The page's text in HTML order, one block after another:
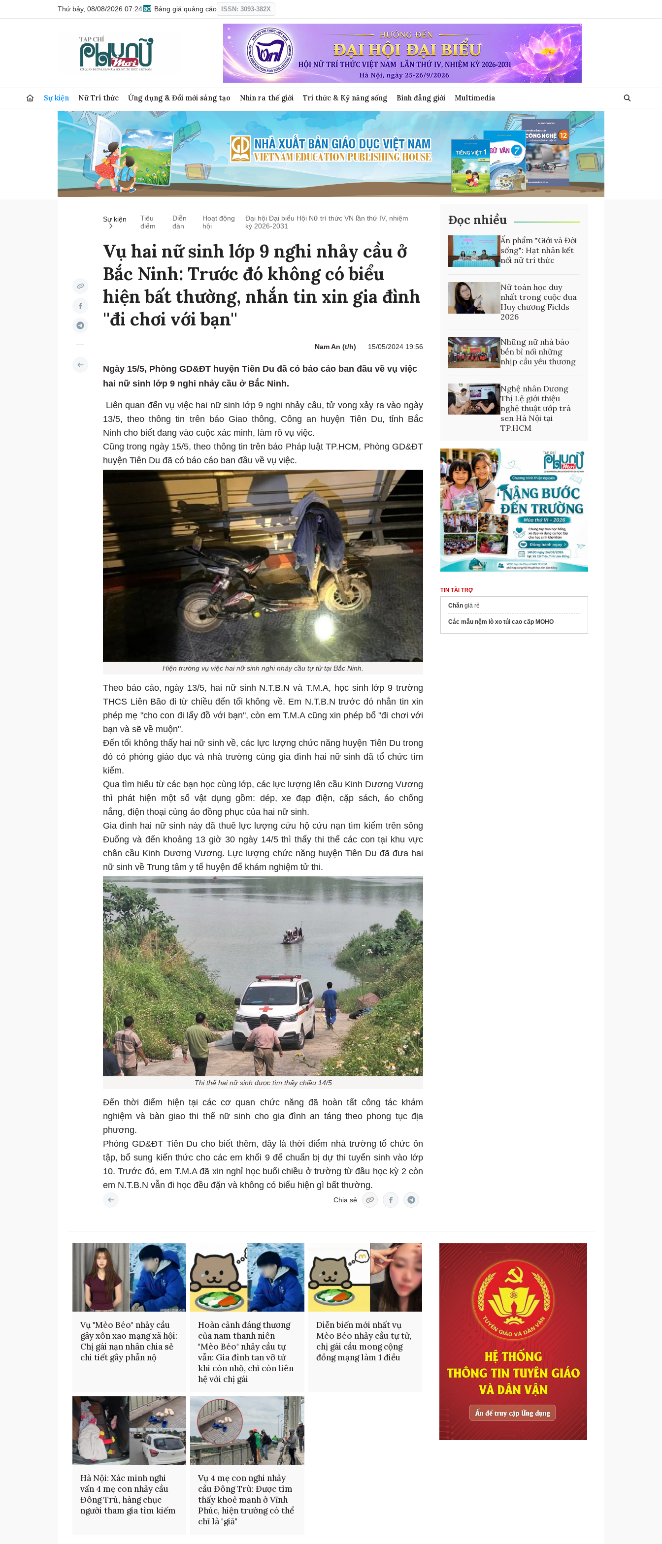
Thứ bảy, 08/08/2026 07:24 Bảng giá quảng cáo ISSN: 3093-382X
Sự kiện Nữ Trí thức Ứng dụng & Đổi mới sáng tạo Nhìn ra thế giới Tri thức & Kỹ năng sống Bình đẳng giới Multimedia
Sự kiện
Tiêu
điểm
Diễn
đàn
Hoạt động
hội
Đại hội Đại biểu Hội Nữ trí thức VN lần thứ IV, nhiệm
kỳ 2026-2031
Vụ hai nữ sinh lớp 9 nghi nhảy cầu ở
Bắc Ninh: Trước đó không có biểu
hiện bất thường, nhắn tin xin gia đình
''đi chơi với bạn''
Nam An (t/h) 15/05/2024 19:56
Ngày 15/5, Phòng GD&ĐT huyện Tiên Du đã có báo cáo ban đầu về vụ việc
hai nữ sinh lớp 9 nghi nhảy cầu ở Bắc Ninh.
Liên quan đến vụ việc hai nữ sinh lớp 9 nghi nhảy cầu, tử vong xảy ra vào ngày
13/5, theo thông tin trên báo Giao thông, Công an huyện Tiên Du, tỉnh Bắc
Ninh cho biết đang vào cuộc xác minh, làm rõ vụ việc.
Cũng trong ngày 15/5, theo thông tin trên báo Pháp luật TP.HCM, Phòng GD&ĐT
huyện Tiên Du đã có báo cáo ban đầu về vụ việc.
Hiện trường vụ việc hai nữ sinh nghi nhảy cầu tự tử tại Bắc Ninh.
Theo báo cáo, ngày 13/5, hai nữ sinh N.T.B.N và T.M.A, học sinh lớp 9 trường
THCS Liên Bão đi từ chiều đến tối không về. Em N.T.B.N trước đó nhắn tin xin
phép mẹ "cho con đi lấy đồ với bạn", còn em T.M.A cũng xin phép bố "đi chơi với
bạn và sẽ về muộn".
Đến tối không thấy hai nữ sinh về, các lực lượng chức năng huyện Tiên Du trong
đó có phòng giáo dục và nhà trường cùng gia đình hai nữ sinh đã tổ chức tìm
kiếm.
Qua tìm hiểu từ các bạn học cùng lớp, các lực lượng lên cầu Kinh Dương Vương
thì phát hiện một số vật dụng gồm: dép, xe đạp điện, cặp sách, áo chống
nắng, điện thoại cùng áo đồng phục của hai nữ sinh.
Gia đình hai nữ sinh này đã thuê lực lượng cứu hộ cứu nạn tìm kiếm trên sông
Đuống và đến khoảng 13 giờ 30 ngày 14/5 thì thấy thi thể các con tại khu vực
chân cầu Kinh Dương Vương. Lực lượng chức năng huyện Tiên Du đã đưa hai
nữ sinh về Trung tâm y tế huyện để khám nghiệm tử thi.
Thi thể hai nữ sinh được tìm thấy chiều 14/5
Đến thời điểm hiện tại các cơ quan chức năng đã hoàn tất công tác khám
nghiệm và bàn giao thi thể nữ sinh cho gia đình an táng theo phong tục địa
phương.
Phòng GD&ĐT Tiên Du cho biết thêm, đây là thời điểm nhà trường tổ chức ôn
tập, bổ sung kiến thức cho các em khối 9 để chuẩn bị dự thi tuyển sinh vào lớp
10. Trước đó, em T.M.A đã xin nghỉ học buổi chiều ở trường từ đầu học kỳ 2 còn
em N.T.B.N vẫn đi học đều đặn và không có biểu hiện gì bất thường.
Chia sẻ
Đọc nhiều
Ấn phẩm "Giới và Đời
sống": Hạt nhân kết
nối nữ trí thức
Nữ toán học duy
nhất trong cuộc đua
Huy chương Fields
2026
Những nữ nhà báo
bền bỉ nối những
nhịp cầu yêu thương
Nghệ nhân Dương
Thị Lệ giới thiệu
nghệ thuật ướp trà
sen Hà Nội tại
TP.HCM
TIN TÀI TRỢ
Chăn giá rẻ
Các mẫu nệm lò xo túi cao cấp MOHO
Vụ "Mèo Béo" nhảy cầu
gây xôn xao mạng xã hội:
Chị gái nạn nhân chia sẻ
chi tiết gây phẫn nộ
Hoàn cảnh đáng thương
của nam thanh niên
"Mèo Béo" nhảy cầu tự
vẫn: Gia đình tan vỡ từ
khi còn nhỏ, chỉ còn liên
hệ với chị gái
Diễn biến mới nhất vụ
Mèo Béo nhảy cầu tự tử,
chị gái cầu mong cộng
đồng mạng làm 1 điều
Hà Nội: Xác minh nghi
vấn 4 mẹ con nhảy cầu
Đông Trù, hàng chục
người tham gia tìm kiếm
Vụ 4 mẹ con nghi nhảy
cầu Đông Trù: Được tìm
thấy khoẻ mạnh ở Vĩnh
Phúc, hiện trường có thể
chỉ là "giả"